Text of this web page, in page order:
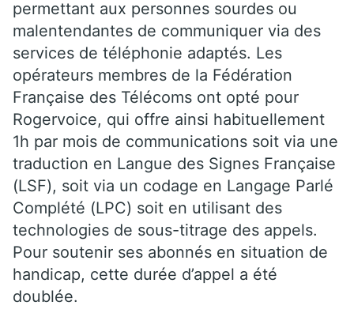
permettant aux personnes sourdes ou
malentendantes de communiquer via des
services de téléphonie adaptés. Les
opérateurs membres de la Fédération
Française des Télécoms ont opté pour
Rogervoice, qui offre ainsi habituellement
1h par mois de communications soit via une
traduction en Langue des Signes Française
(LSF), soit via un codage en Langage Parlé
Complété (LPC) soit en utilisant des
technologies de sous-titrage des appels.
Pour soutenir ses abonnés en situation de
handicap, cette durée d’appel a été
doublée.